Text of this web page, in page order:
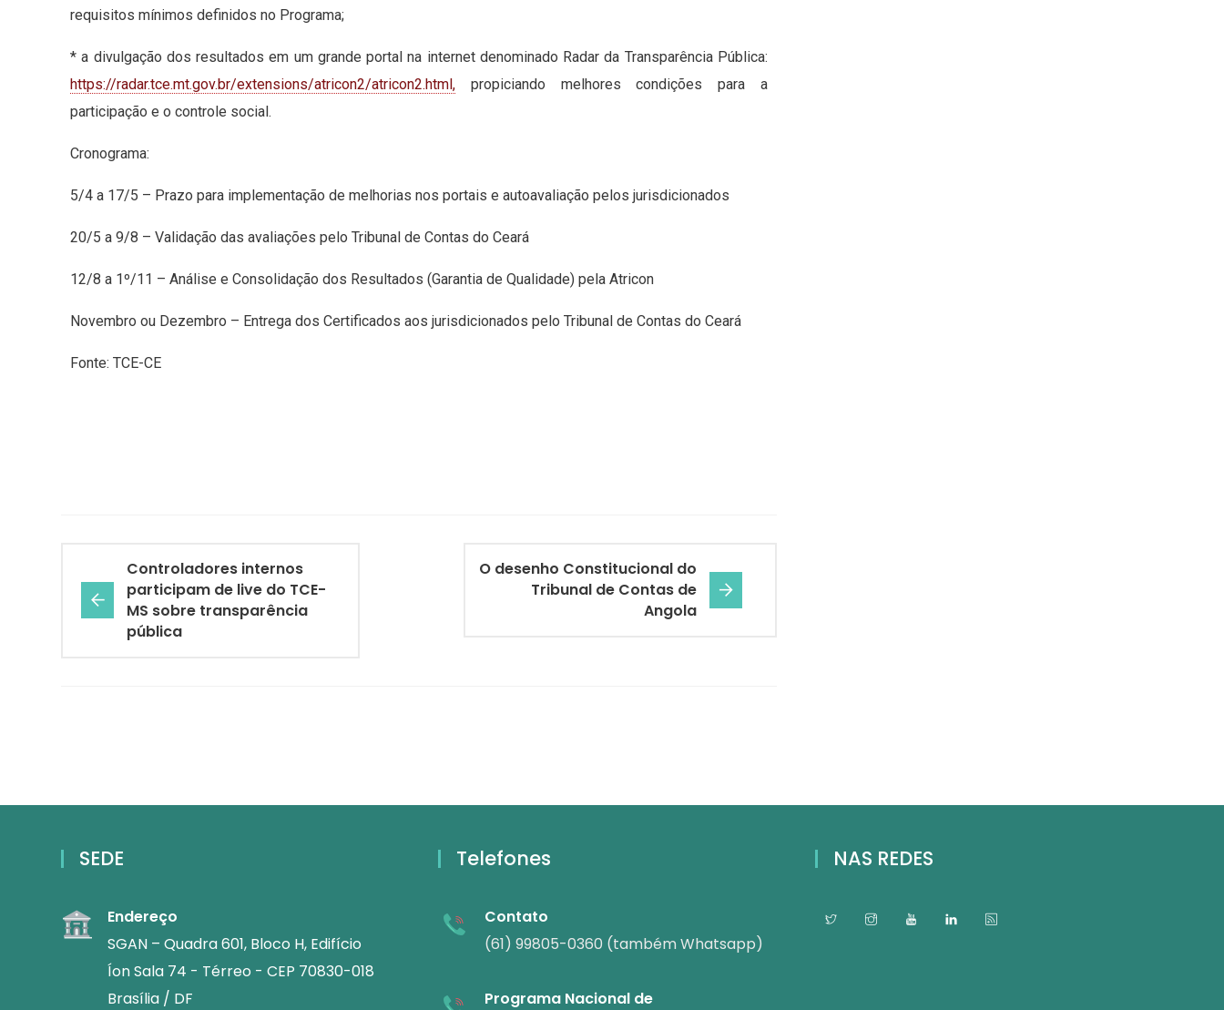
requisitos mínimos definidos no Programa;
* a divulgação dos resultados em um grande portal na internet denominado Radar da Transparência Pública:
https://radar.tce.mt.gov.br/extensions/atricon2/atricon2.html, propiciando melhores condições para a
participação e o controle social.
Cronograma:
5/4 a 17/5 – Prazo para implementação de melhorias nos portais e autoavaliação pelos jurisdicionados
20/5 a 9/8 – Validação das avaliações pelo Tribunal de Contas do Ceará
12/8 a 1º/11 – Análise e Consolidação dos Resultados (Garantia de Qualidade) pela Atricon
Novembro ou Dezembro – Entrega dos Certificados aos jurisdicionados pelo Tribunal de Contas do Ceará
Fonte: TCE-CE
Controladores internos
participam de live do TCE-
MS sobre transparência
pública
O desenho Constitucional do
Tribunal de Contas de
Angola
SEDE
Endereço
SGAN – Quadra 601, Bloco H, Edifício
Íon Sala 74 - Térreo - CEP 70830-018
Brasília / DF
Telefones
Contato
(61) 99805-0360 (também Whatsapp)
Programa Nacional de
NAS REDES